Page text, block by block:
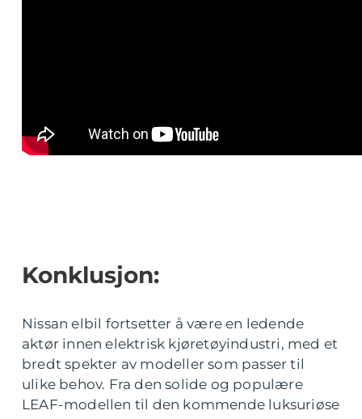
Konklusjon:
Nissan elbil fortsetter å være en ledende
aktør innen elektrisk kjøretøyindustri, med et
bredt spekter av modeller som passer til
ulike behov. Fra den solide og populære
LEAF-modellen til den kommende luksuriøse